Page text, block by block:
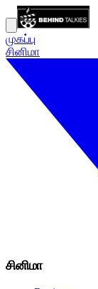
முகப்பு
சினிமா
சினிமா